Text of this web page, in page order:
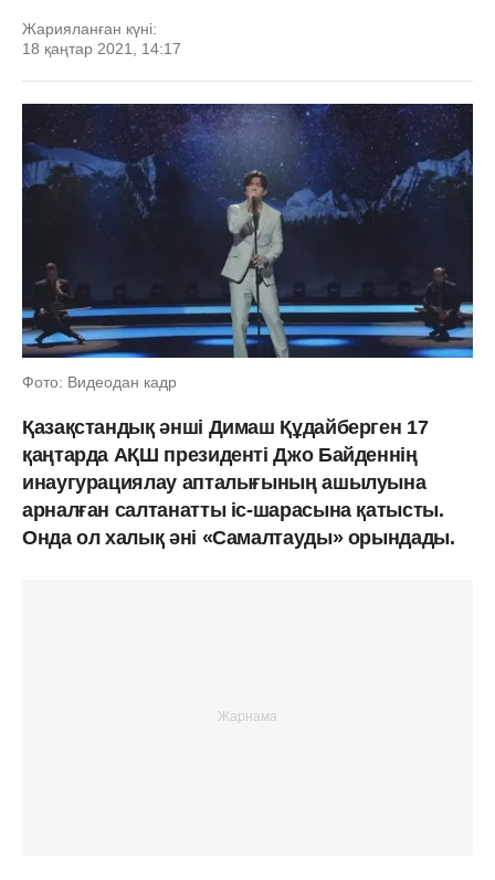
Жарияланған күні:
18 қаңтар 2021, 14:17
Фото: Видеодан кадр
Қазақстандық әнші Димаш Құдайберген 17
қаңтарда АҚШ президенті Джо Байденнің
инаугурациялау апталығының ашылуына
арналған салтанатты іс-шарасына қатысты.
Онда ол халық әні «Самалтауды» орындады.